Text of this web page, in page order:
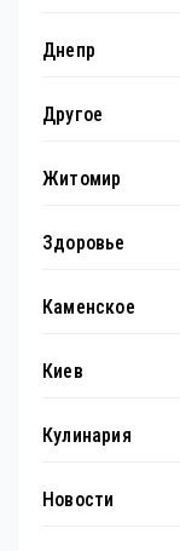
Днепр
Другое
Житомир
Здоровье
Каменское
Киев
Кулинария
Новости